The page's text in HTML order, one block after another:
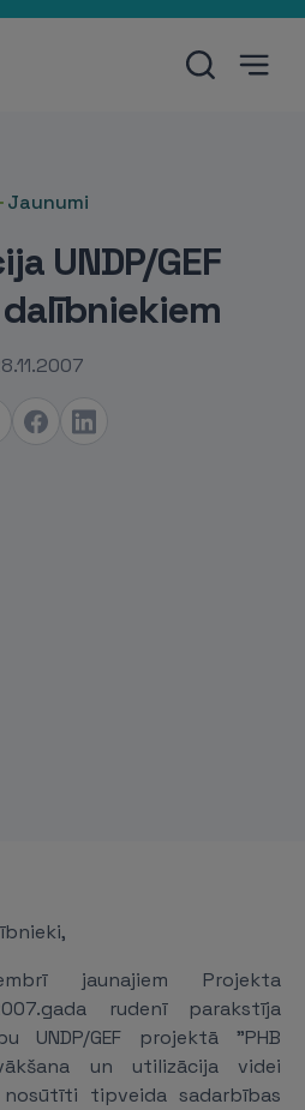
Jaunumi
UNDP/GEF
jaunajiem Projekta
rudenī parakstīja
UNDP/GEF projektā "PHB
un utilizācija videi
tipveida sadarbības